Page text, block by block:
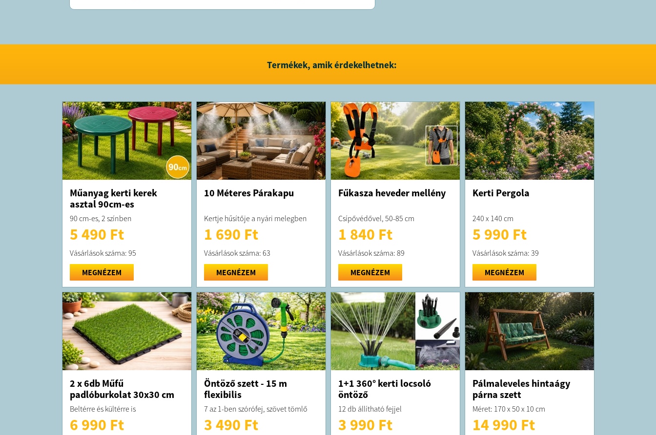
Termékek, amik érdekelhetnek:
Műanyag kerti kerek
asztal 90cm-es
90 cm-es, 2 színben
5 490 Ft
Vásárlások száma: 95
MEGNÉZEM
10 Méteres Párakapu
Kertje hűsítője a nyári melegben
1 690 Ft
Vásárlások száma: 63
MEGNÉZEM
Fűkasza heveder mellény
Csípővédővel, 50-85 cm
1 840 Ft
Vásárlások száma: 89
MEGNÉZEM
Kerti Pergola
240 x 140 cm
5 990 Ft
Vásárlások száma: 39
MEGNÉZEM
2 x 6db Műfű
padlóburkolat 30x30 cm
Beltérre és kültérre is
6 990 Ft
Öntöző szett - 15 m
flexibilis
7 az 1-ben szórófej, szövet tömlő
3 490 Ft
1+1 360° kerti locsoló
öntöző
12 db állítható fejjel
3 990 Ft
Pálmaleveles hintaágy
párna szett
Méret: 170 x 50 x 10 cm
14 990 Ft